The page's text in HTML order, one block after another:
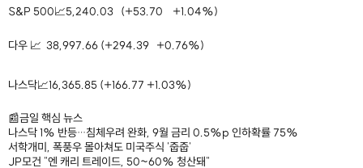
S&P 500📈5,240.03 (+53.70 +1.04%)
다우 📈 38,997.66 (+294.39 +0.76%)
나스닥📈16,365.85 (+166.77 +1.03%)
📰금일 핵심 뉴스
나스닥 1% 반등…침체우려 완화, 9월 금리 0.5%p 인하확률 75%
서학개미, 폭풍우 몰아쳐도 미국주식 '줍줍'
JP모건 "엔 캐리 트레이드, 50~60% 청산돼"